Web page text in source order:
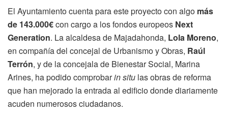
El Ayuntamiento cuenta para este proyecto con algo más
de 143.000€con cargo a los fondos europeos Next
Generation. La alcaldesa de Majadahonda, Lola Moreno,
en compañía del concejal de Urbanismo y Obras, Raúl
Terrón, y de la concejala de Bienestar Social, Marina
Arines, ha podido comprobarin situ las obras de reforma
que han mejorado la entrada al edificio donde diariamente
acuden numerosos ciudadanos.